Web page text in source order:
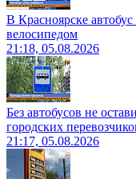
В Красноярске
велосипедом
21:18, 05.08.2026
Без автобусов не
городских
21:17, 05.08.2026